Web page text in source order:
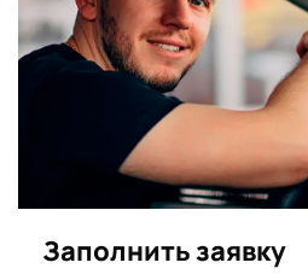
Заполнить заявку